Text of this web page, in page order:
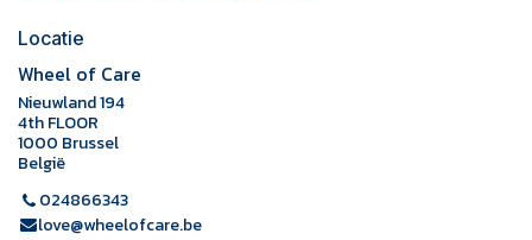
Locatie
Wheel of Care
Nieuwland 194
4th FLOOR
1000 Brussel
België
024866343
love@wheelofcare.be